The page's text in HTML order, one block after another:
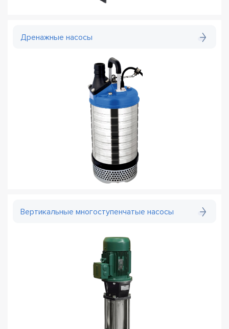
Дренажные насосы
Вертикальные многоступенчатые насосы